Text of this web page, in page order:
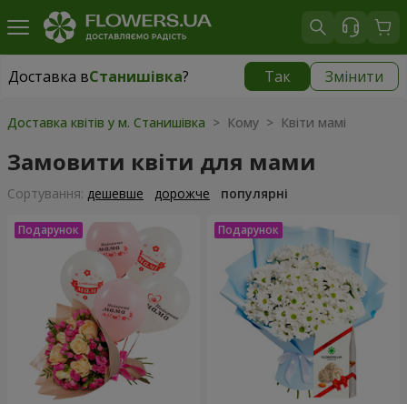
Доставка вСтанишівка? Так Змінити
Доставка вСтанишівка| безкоштовно
Доставка квітів у м. Станишівка > Кому > Квіти мамі
Замовити квіти для мами
Сортування: дешевше дорожче популярні